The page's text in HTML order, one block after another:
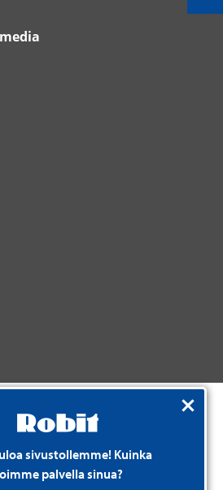
sivustollemme! Kuinka
palvella sinua?